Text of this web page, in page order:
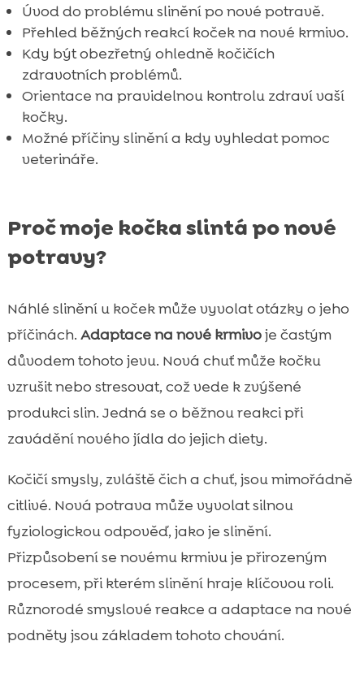
FAQ
Úvod do problému slinění po nové potravě.
Přehled běžných reakcí koček na nové krmivo.
Kdy být obezřetný ohledně kočičích
zdravotních problémů.
Orientace na pravidelnou kontrolu zdraví vaší
kočky.
Možné příčiny slinění a kdy vyhledat pomoc
veterináře.
Proč moje kočka slintá po nové
potravy?
Náhlé slinění u koček může vyvolat otázky o jeho
příčinách. Adaptace na nové krmivoje častým
důvodem tohoto jevu. Nová chuť může kočku
vzrušit nebo stresovat, což vede k zvýšené
produkci slin. Jedná se o běžnou reakci při
zavádění nového jídla do jejich diety.
Kočičí smysly, zvláště čich a chuť, jsou mimořádně
citlivé. Nová potrava může vyvolat silnou
fyziologickou odpověď, jako je slinění.
Přizpůsobení se novému krmivu je přirozeným
procesem, při kterém slinění hraje klíčovou roli.
Různorodé smyslové reakce a adaptace na nové
podněty jsou základem tohoto chování.